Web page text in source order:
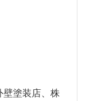
壁塗装店、株